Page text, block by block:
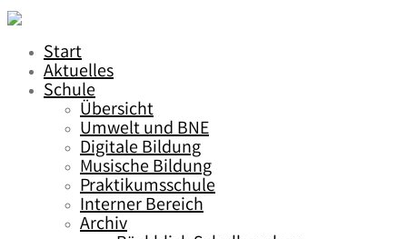
Start
Aktuelles
Schule
Übersicht
Umwelt und BNE
Digitale Bildung
Musische Bildung
Praktikumsschule
Interner Bereich
Archiv